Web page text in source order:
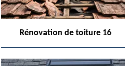
Rénovation de toiture 16